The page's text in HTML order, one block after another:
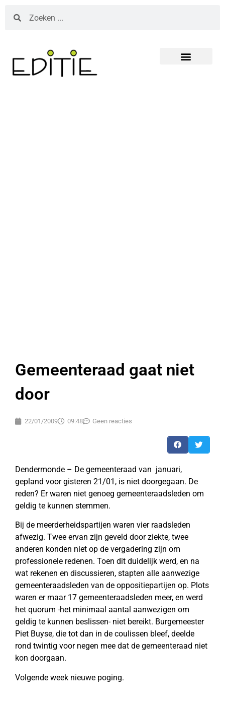
Gemeenteraad gaat niet
door
22/01/2009 09:48 Geen reacties
Dendermonde – De gemeenteraad van januari,
gepland voor gisteren 21/01, is niet doorgegaan. De
reden? Er waren niet genoeg gemeenteraadsleden om
geldig te kunnen stemmen.
Bij de meerderheidspartijen waren vier raadsleden
afwezig. Twee ervan zijn geveld door ziekte, twee
anderen konden niet op de vergadering zijn om
professionele redenen. Toen dit duidelijk werd, en na
wat rekenen en discussieren, stapten alle aanwezige
gemeenteraadsleden van de oppositiepartijen op. Plots
waren er maar 17 gemeenteraadsleden meer, en werd
het quorum -het minimaal aantal aanwezigen om
geldig te kunnen beslissen- niet bereikt. Burgemeester
Piet Buyse, die tot dan in de coulissen bleef, deelde
rond twintig voor negen mee dat de gemeenteraad niet
kon doorgaan.
Volgende week nieuwe poging.